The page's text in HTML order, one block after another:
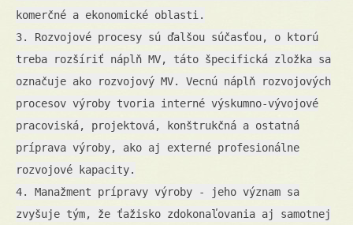
komerčné a ekonomické oblasti.
3. Rozvojové procesy sú ďalšou súčasťou, o ktorú
treba rozšíriť náplň MV, táto špecifická zložka sa
označuje ako rozvojový MV. Vecnú náplň rozvojových
procesov výroby tvoria interné výskumno-vývojové
pracoviská, projektová, konštrukčná a ostatná
príprava výroby, ako aj externé profesionálne
rozvojové kapacity.
4. Manažment prípravy výroby - jeho význam sa
zvyšuje tým, že ťažisko zdokonaľovania aj samotnej